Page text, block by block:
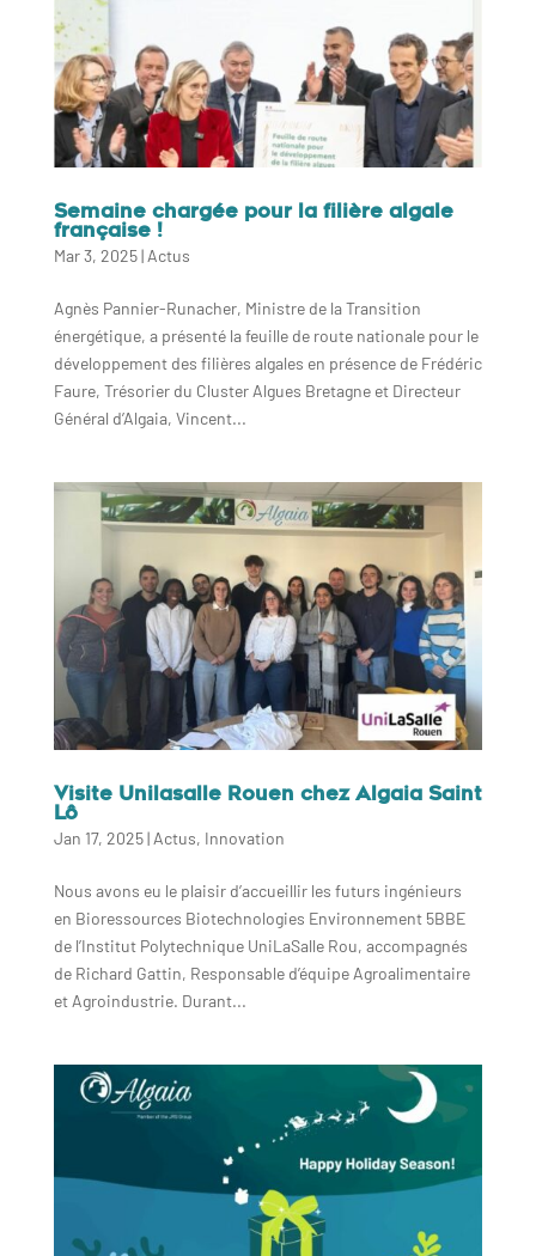
Semaine chargée pour la filière algale
française !
Mar 3, 2025| Actus
Agnès Pannier-Runacher, Ministre de la Transition
énergétique, a présenté la feuille de route nationale pour le
développement des filières algales en présence de Frédéric
Faure, Trésorier du Cluster Algues Bretagne et Directeur
Général d’Algaia, Vincent...
Visite Unilasalle Rouen chez Algaia Saint
Lô
Jan 17, 2025| Actus, Innovation
Nous avons eu le plaisir d’accueillir les futurs ingénieurs
en Bioressources Biotechnologies Environnement 5BBE
de l’Institut Polytechnique UniLaSalle Rou, accompagnés
de Richard Gattin, Responsable d’équipe Agroalimentaire
et Agroindustrie. Durant...